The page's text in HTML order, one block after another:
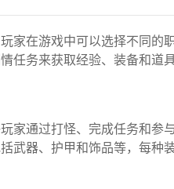
家在游戏中可以选择不同的
务来获取经验、装备和道
家通过打怪、完成任务和参
器、护甲和饰品等，每种